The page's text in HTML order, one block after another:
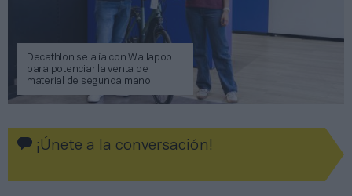
Decathlon se alía con Wallapop
para potenciar la venta de
material de segunda mano
¡Únete a la conversación!